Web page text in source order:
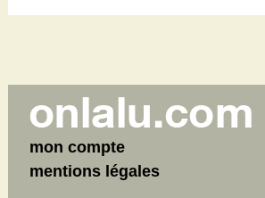
mon compte
mentions légales